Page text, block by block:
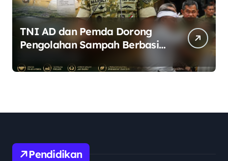
TNI AD dan Pemda Dorong
Pengolahan Sampah Berbasis
Pendidikan